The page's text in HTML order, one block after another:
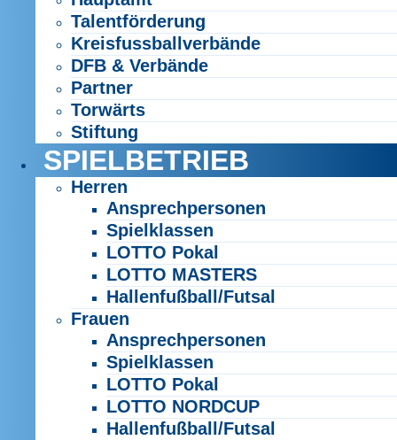
Talentförderung
Kreisfussballverbände
DFB & Verbände
Partner
Torwärts
Stiftung
SPIELBETRIEB
Herren
Ansprechpersonen
Spielklassen
LOTTO Pokal
LOTTO MASTERS
Hallenfußball/Futsal
Frauen
Ansprechpersonen
Spielklassen
LOTTO Pokal
LOTTO NORDCUP
Hallenfußball/Futsal